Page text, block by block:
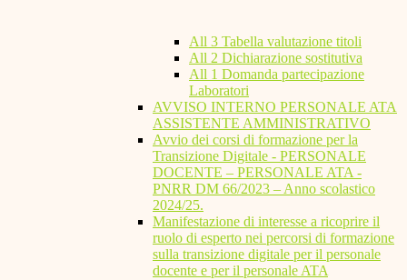
All 3 Tabella valutazione titoli
All 2 Dichiarazione sostitutiva
All 1 Domanda partecipazione
Laboratori
AVVISO INTERNO PERSONALE ATA
ASSISTENTE AMMINISTRATIVO
Avvio dei corsi di formazione per la
Transizione Digitale - PERSONALE
DOCENTE – PERSONALE ATA -
PNRR DM 66/2023 – Anno scolastico
2024/25.
Manifestazione di interesse a ricoprire il
ruolo di esperto nei percorsi di formazione
sulla transizione digitale per il personale
docente e per il personale ATA